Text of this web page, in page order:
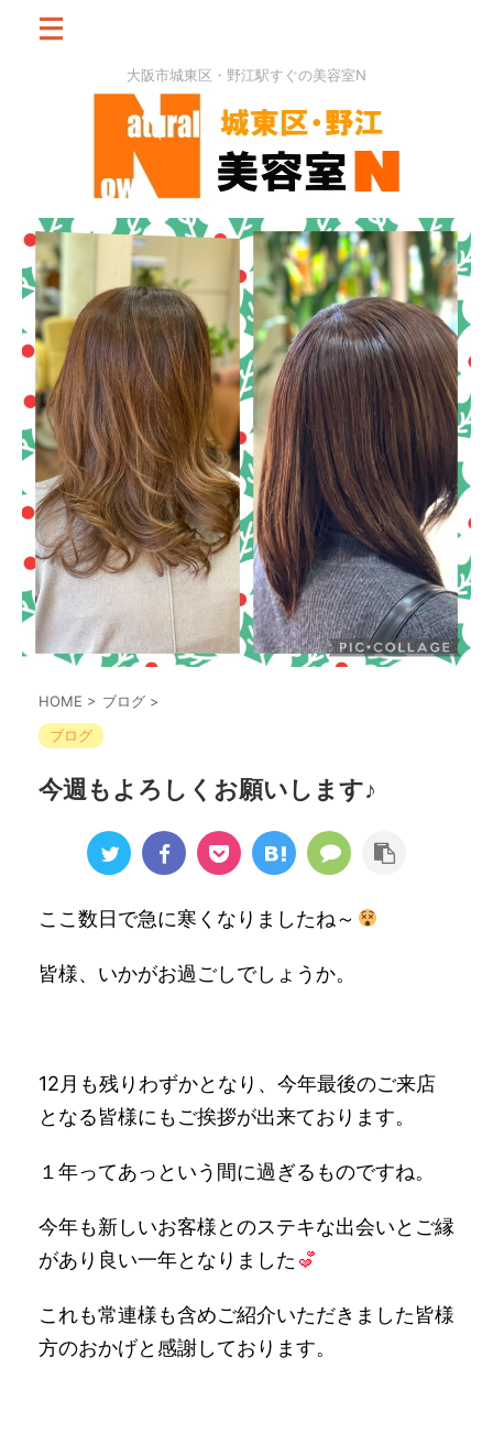
大阪市城東区・野江駅すぐの美容室N
HOME > ブログ >
ブログ
今週もよろしくお願いします♪
ここ数日で急に寒くなりましたね～
皆様、いかがお過ごしでしょうか。
12月も残りわずかとなり、今年最後のご来店
となる皆様にもご挨拶が出来ております。
１年ってあっという間に過ぎるものですね。
今年も新しいお客様とのステキな出会いとご縁
があり良い一年となりました
これも常連様も含めご紹介いただきました皆様
方のおかげと感謝しております。